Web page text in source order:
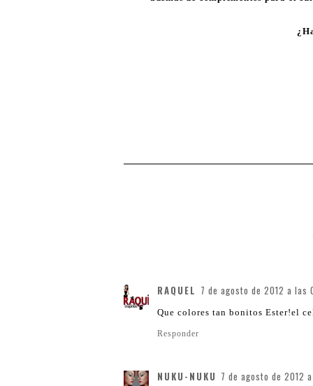
RAQUEL 7 de agosto de 2012 a las
Que colores tan bonitos Ester!el
Responder
NUKU-NUKU 7 de agosto de 2012